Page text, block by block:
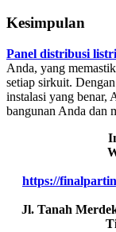
Kesimpulan
Panel distribusi
Anda, yang
setiap sirkuit.
instalasi yang benar,
bangunan Anda dan
https://
Jl. Tanah